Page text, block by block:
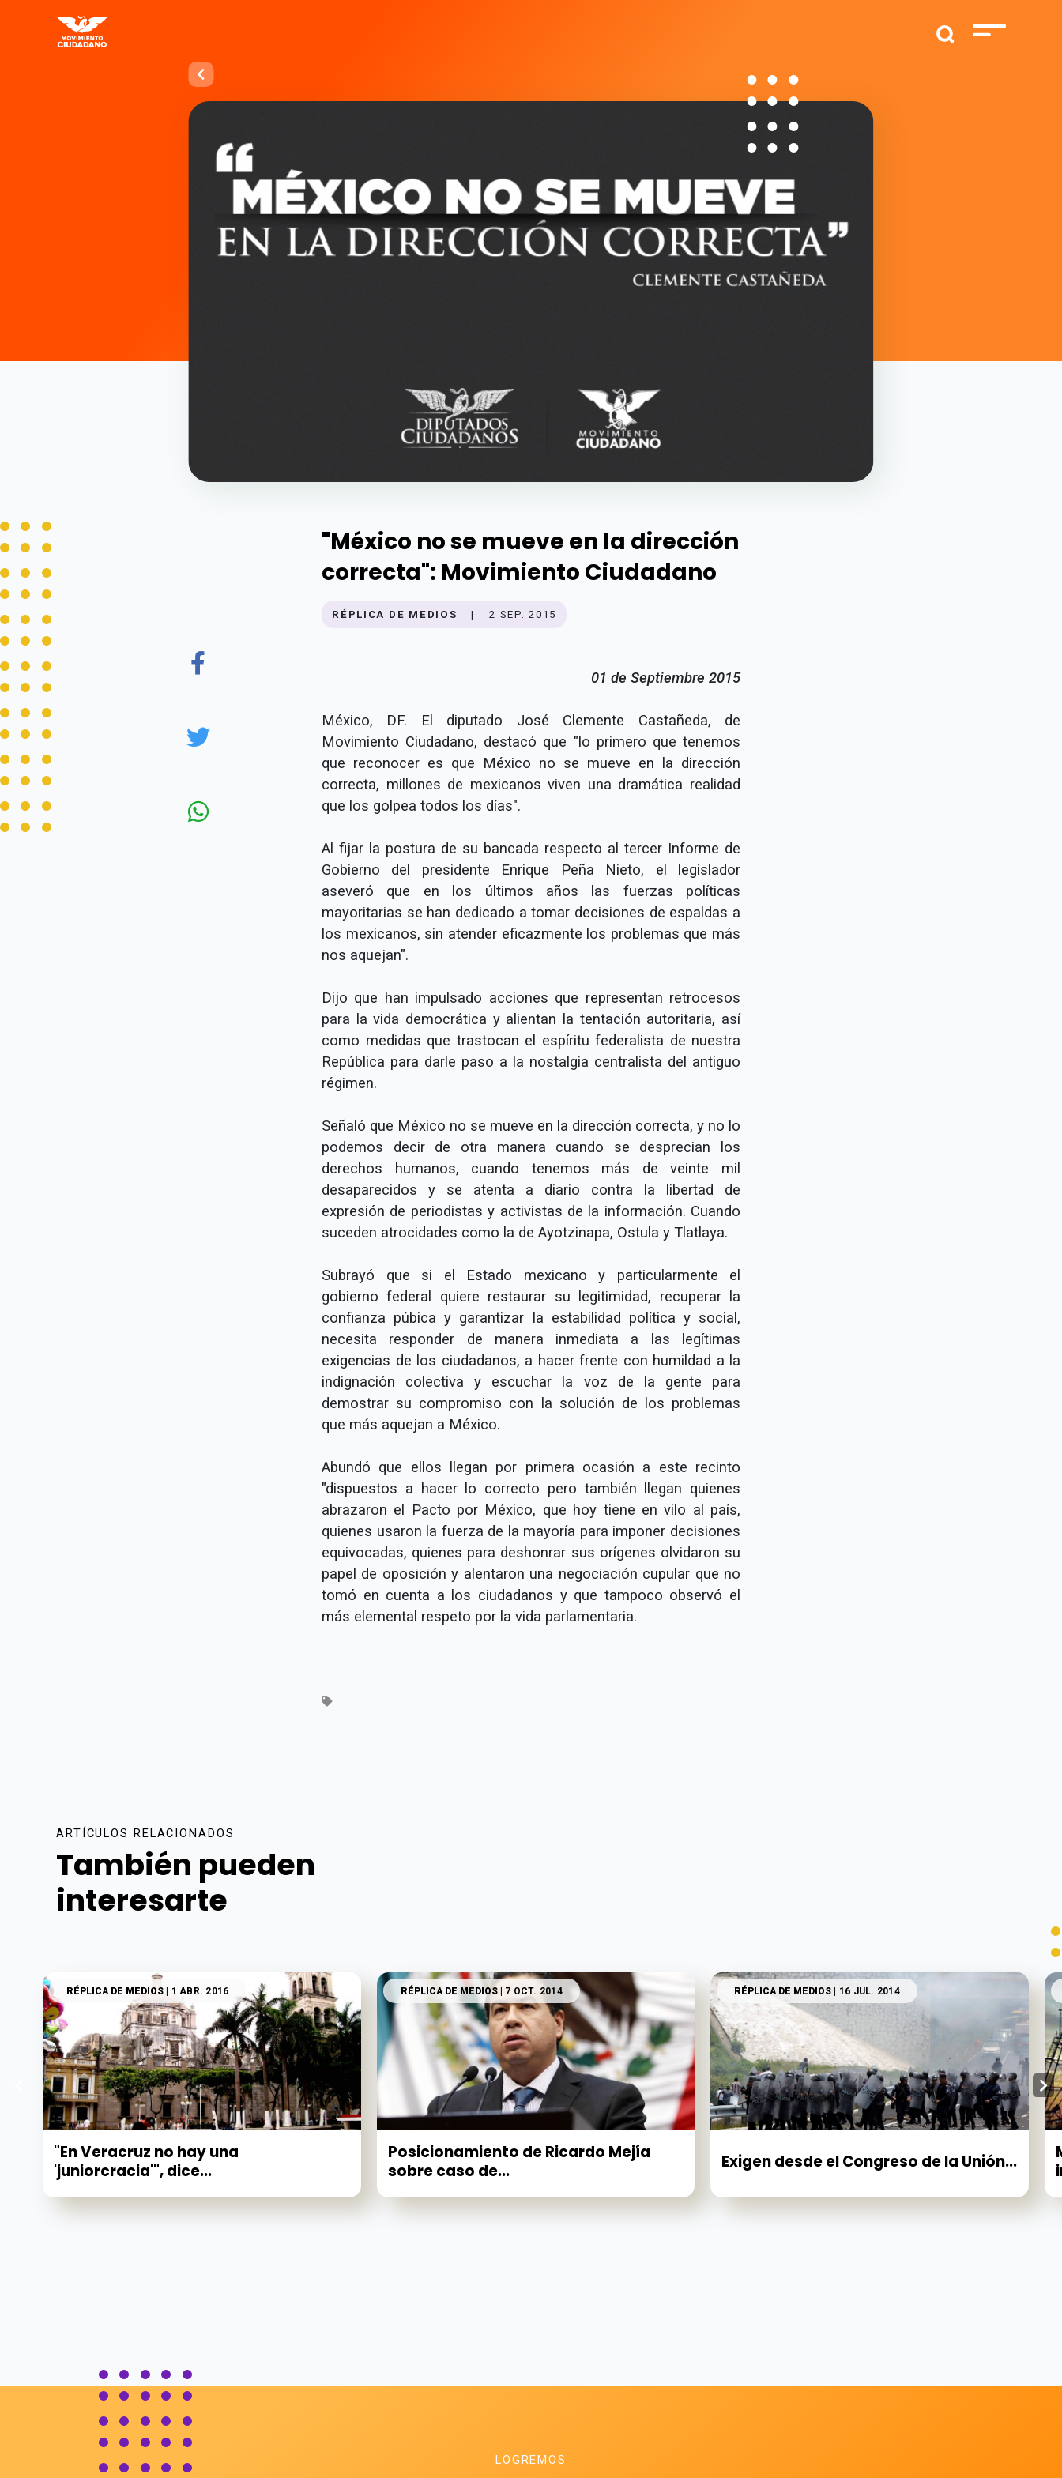
"México no se mueve en la dirección
correcta": Movimiento Ciudadano
RÉPLICA DE MEDIOS | 2 SEP. 2015
01 de Septiembre 2015
México, DF. El diputado José Clemente Castañeda, de
Movimiento Ciudadano, destacó que "lo primero que tenemos
que reconocer es que México no se mueve en la dirección
correcta, millones de mexicanos viven una dramática realidad
que los golpea todos los días".
Al fijar la postura de su bancada respecto al tercer Informe de
Gobierno del presidente Enrique Peña Nieto, el legislador
aseveró que en los últimos años las fuerzas políticas
mayoritarias se han dedicado a tomar decisiones de espaldas a
los mexicanos, sin atender eficazmente los problemas que más
nos aquejan".
Dijo que han impulsado acciones que representan retrocesos
para la vida democrática y alientan la tentación autoritaria, así
como medidas que trastocan el espíritu federalista de nuestra
República para darle paso a la nostalgia centralista del antiguo
régimen.
Señaló que México no se mueve en la dirección correcta, y no lo
podemos decir de otra manera cuando se desprecian los
derechos humanos, cuando tenemos más de veinte mil
desaparecidos y se atenta a diario contra la libertad de
expresión de periodistas y activistas de la información. Cuando
suceden atrocidades como la de Ayotzinapa, Ostula y Tlatlaya.
Subrayó que si el Estado mexicano y particularmente el
gobierno federal quiere restaurar su legitimidad, recuperar la
confianza púbica y garantizar la estabilidad política y social,
necesita responder de manera inmediata a las legítimas
exigencias de los ciudadanos, a hacer frente con humildad a la
indignación colectiva y escuchar la voz de la gente para
demostrar su compromiso con la solución de los problemas
que más aquejan a México.
Abundó que ellos llegan por primera ocasión a este recinto
"dispuestos a hacer lo correcto pero también llegan quienes
abrazaron el Pacto por México, que hoy tiene en vilo al país,
quienes usaron la fuerza de la mayoría para imponer decisiones
equivocadas, quienes para deshonrar sus orígenes olvidaron su
papel de oposición y alentaron una negociación cupular que no
tomó en cuenta a los ciudadanos y que tampoco observó el
más elemental respeto por la vida parlamentaria.
ARTÍCULOS RELACIONADOS
También pueden
interesarte
RÉPLICA DE MEDIOS | 1 ABR. 2016
"En Veracruz no hay una
'juniorcracia'", dice...
RÉPLICA DE MEDIOS| 7 OCT. 2014
Posicionamiento de Ricardo Mejía
sobre caso de...
RÉPLICA DE MEDIOS | 16 JUL. 2014
Exigen desde el Congreso de la Unión...
LOGREMOS